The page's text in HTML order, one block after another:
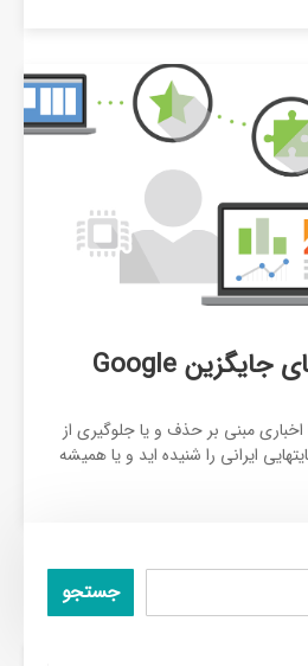
معرفی سرویس های جایگزین Google
اخباری مبنی بر حذف و یا جلوگیری از
ایرانی را شنیده اید و یا همیشه
جستجو